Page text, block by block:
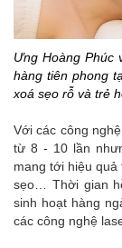
Ưng Hoàng Phúc
hàng tiên phong
xoá sẹo rỗ và trẻ
Với các công
từ 8 - 10 lần
mang tới hiệu
sẹo… Thời gian
sinh hoạt hàng
các công nghệ